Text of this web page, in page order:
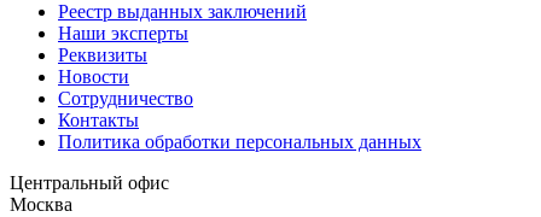
Реестр выданных заключений
Наши эксперты
Реквизиты
Новости
Сотрудничество
Контакты
Политика обработки персональных данных
Центральный офис
Москва